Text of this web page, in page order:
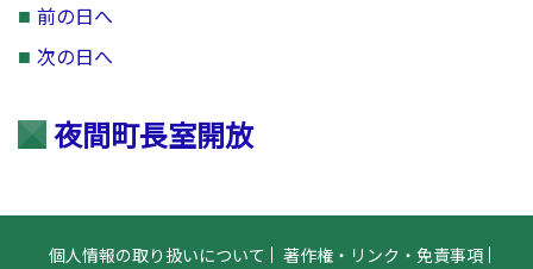
前の日へ
次の日へ
夜間町長室開放
個人情報の取り扱いについて
著作権・リンク・免責事項